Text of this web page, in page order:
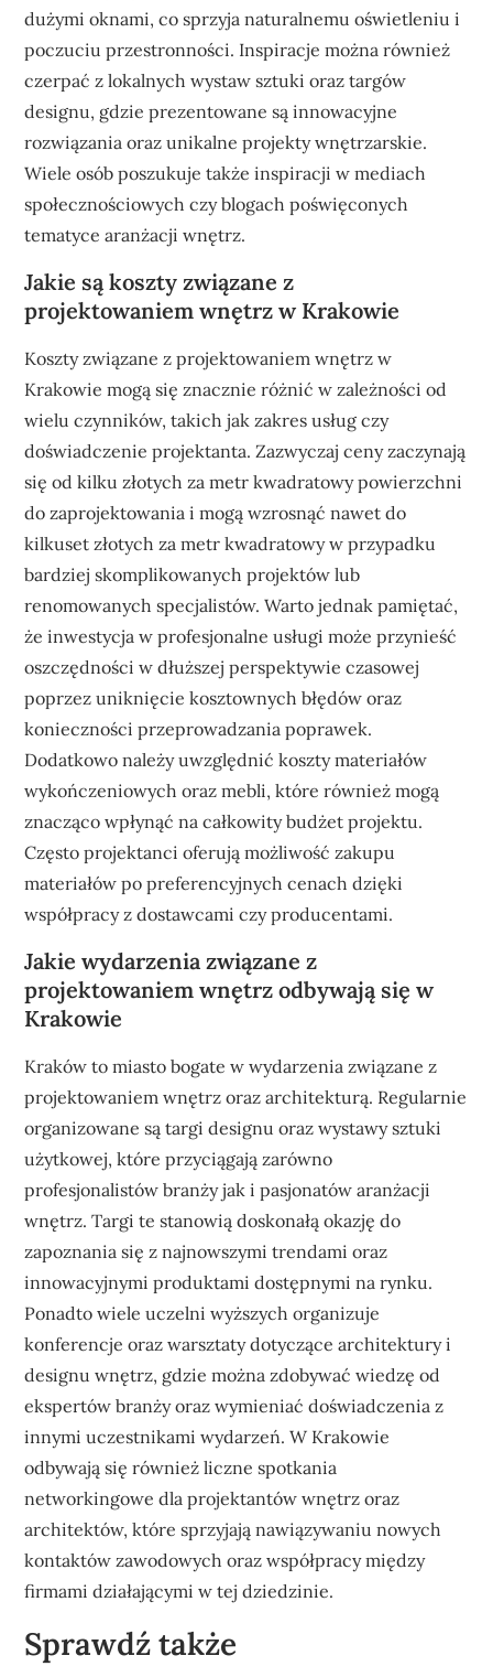
dużymi oknami, co sprzyja naturalnemu oświetleniu i
poczuciu przestronności. Inspiracje można również
czerpać z lokalnych wystaw sztuki oraz targów
designu, gdzie prezentowane są innowacyjne
rozwiązania oraz unikalne projekty wnętrzarskie.
Wiele osób poszukuje także inspiracji w mediach
społecznościowych czy blogach poświęconych
tematyce aranżacji wnętrz.
Jakie są koszty związane z
projektowaniem wnętrz w Krakowie
Koszty związane z projektowaniem wnętrz w
Krakowie mogą się znacznie różnić w zależności od
wielu czynników, takich jak zakres usług czy
doświadczenie projektanta. Zazwyczaj ceny zaczynają
się od kilku złotych za metr kwadratowy powierzchni
do zaprojektowania i mogą wzrosnąć nawet do
kilkuset złotych za metr kwadratowy w przypadku
bardziej skomplikowanych projektów lub
renomowanych specjalistów. Warto jednak pamiętać,
że inwestycja w profesjonalne usługi może przynieść
oszczędności w dłuższej perspektywie czasowej
poprzez uniknięcie kosztownych błędów oraz
konieczności przeprowadzania poprawek.
Dodatkowo należy uwzględnić koszty materiałów
wykończeniowych oraz mebli, które również mogą
znacząco wpłynąć na całkowity budżet projektu.
Często projektanci oferują możliwość zakupu
materiałów po preferencyjnych cenach dzięki
współpracy z dostawcami czy producentami.
Jakie wydarzenia związane z
projektowaniem wnętrz odbywają się w
Krakowie
Kraków to miasto bogate w wydarzenia związane z
projektowaniem wnętrz oraz architekturą. Regularnie
organizowane są targi designu oraz wystawy sztuki
użytkowej, które przyciągają zarówno
profesjonalistów branży jak i pasjonatów aranżacji
wnętrz. Targi te stanowią doskonałą okazję do
zapoznania się z najnowszymi trendami oraz
innowacyjnymi produktami dostępnymi na rynku.
Ponadto wiele uczelni wyższych organizuje
konferencje oraz warsztaty dotyczące architektury i
designu wnętrz, gdzie można zdobywać wiedzę od
ekspertów branży oraz wymieniać doświadczenia z
innymi uczestnikami wydarzeń. W Krakowie
odbywają się również liczne spotkania
networkingowe dla projektantów wnętrz oraz
architektów, które sprzyjają nawiązywaniu nowych
kontaktów zawodowych oraz współpracy między
firmami działającymi w tej dziedzinie.
Sprawdź także